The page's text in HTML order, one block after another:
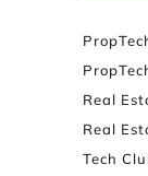
Real
Real
Tech